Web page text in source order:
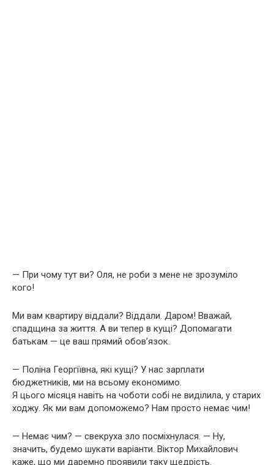
— При чому тут ви? Оля, не роби з мене не зрозуміло
кого!
Ми вам квартиру віддали? Віддали. Даром! Вважай,
спадщина за життя. А ви тепер в кущі? Допомагати
батькам — це ваш прямий обов’язок.
— Поліна Георгіївна, які кущі? У нас зарплати
бюджетників, ми на всьому економимо.
Я цього місяця навіть на чоботи собі не виділила, у старих
ходжу. Як ми вам допоможемо? Нам просто немає чим!
— Немає чим? — свекруха зло посміхнулася. — Ну,
значить, будемо шукати варіанти. Віктор Михайлович
каже, що ми даремно проявили таку щедрість.